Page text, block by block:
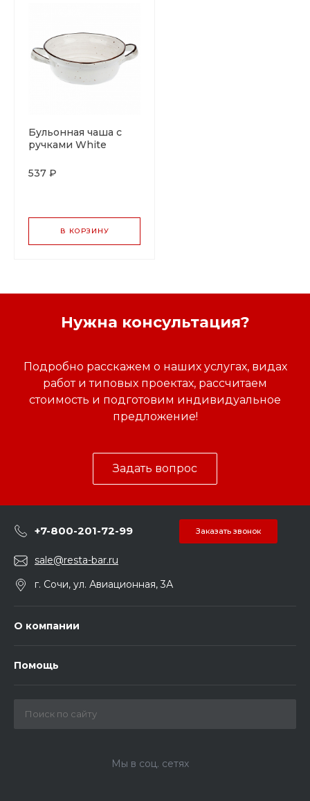
Бульонная чаша с
ручками White
см, P.L. Proff Cuisine
537 ₽
В КОРЗИНУ
Нужна консультация?
Подробно расскажем о наших услугах, видах
работ и типовых проектах, рассчитаем
стоимость и подготовим индивидуальное
предложение!
Задать вопрос
+7-800-201-72-99 Заказать звонок
sale@resta-bar.ru
г. Сочи, ул. Авиационная, 3А
О компании
Помощь
Мы в соц. сетях